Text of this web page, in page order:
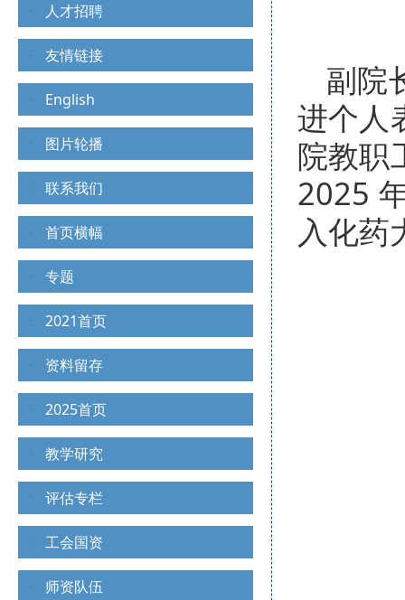
人才招聘
友情链接
English
图片轮播
联系我们
首页横幅
专题
2021首页
资料留存
2025首页
教学研究
评估专栏
工会国资
师资队伍
副院
进个人
院教职
2025
入化药